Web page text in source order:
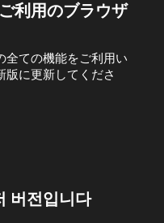
利用のブラウザ
全ての機能をご利用い
版に更新してくださ
버전입니다